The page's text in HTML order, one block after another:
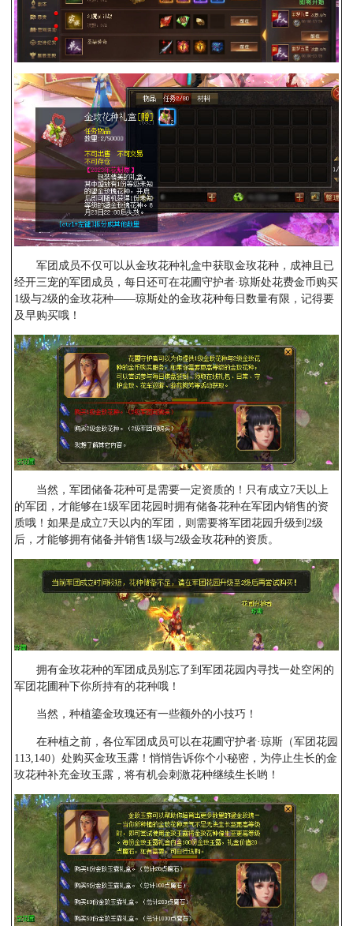
军团成员不仅可以从金玫花种礼盒中获取金玫花种，成神且已
经开三宠的军团成员，每日还可在花圃守护者·琼斯处花费金币购买
1级与2级的金玫花种——琼斯处的金玫花种每日数量有限，记得要
及早购买哦！
当然，军团储备花种可是需要一定资质的！只有成立7天以上
的军团，才能够在1级军团花园时拥有储备花种在军团内销售的资
质哦！如果是成立7天以内的军团，则需要将军团花园升级到2级
后，才能够拥有储备并销售1级与2级金玫花种的资质。
拥有金玫花种的军团成员别忘了到军团花园内寻找一处空闲的
军团花圃种下你所持有的花种哦！
当然，种植鎏金玫瑰还有一些额外的小技巧！
在种植之前，各位军团成员可以在花圃守护者·琼斯（军团花园
113,140）处购买金玫玉露！悄悄告诉你个小秘密，为停止生长的金
玫花种补充金玫玉露，将有机会刺激花种继续生长哟！